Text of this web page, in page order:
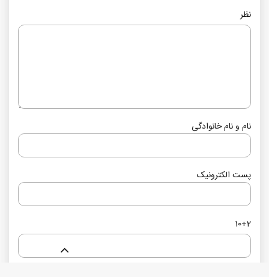
نظر
نام و نام خانوادگی
پست الکترونیک
10+2